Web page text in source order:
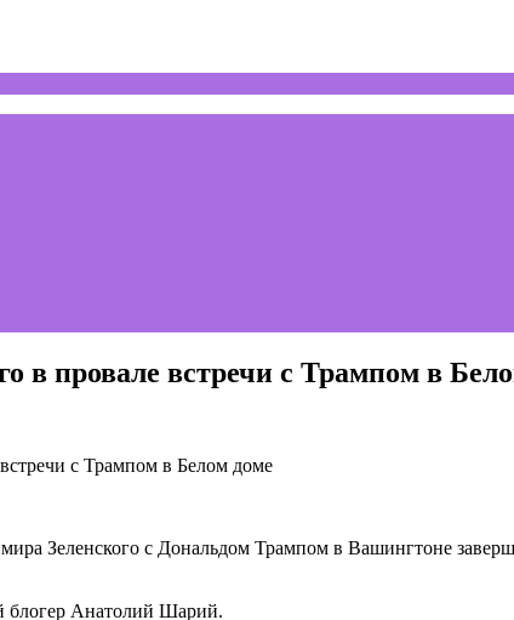
в провале встречи с Трампом в
Зеленского с Дональдом Трампом в Вашингтоне
блогер Анатолий Шарий.